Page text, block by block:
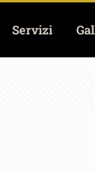
Servizi